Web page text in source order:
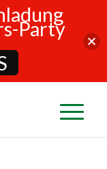
Party